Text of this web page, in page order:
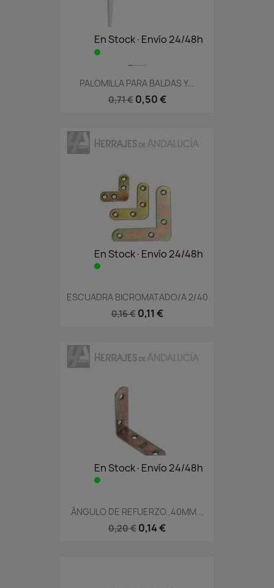
En Stock·Envío 24/48h
PALOMILLA PARA BALDAS Y...
0,71 € 0,50 €
En Stock·Envío 24/48h
ESCUADRA BICROMATADO/A 2/40
0,16 € 0,11 €
En Stock·Envío 24/48h
ÁNGULO DE REFUERZO..40MM...
0,20 € 0,14 €